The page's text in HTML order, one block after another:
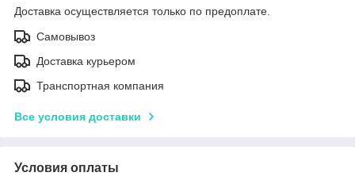
Доставка осуществляется только по предоплате.
Самовывоз
Доставка курьером
Транспортная компания
Все условия доставки
Условия оплаты